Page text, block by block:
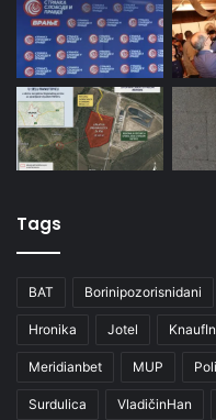
Tags
BAT Borinipozorisnidani
Hronika Jotel
Meridianbet MUP
Surdulica VladičinHan